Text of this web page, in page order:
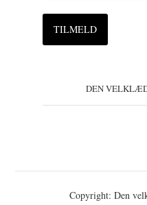
DEN
Copyright: Den